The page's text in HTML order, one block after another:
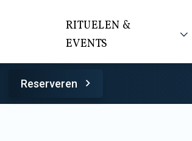
RITUELEN &
EVENTS
Reserveren